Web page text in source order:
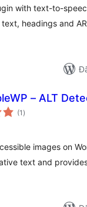
with text-to-
headings and
– ALT
(1 tổng
đánh
)
images on
text and